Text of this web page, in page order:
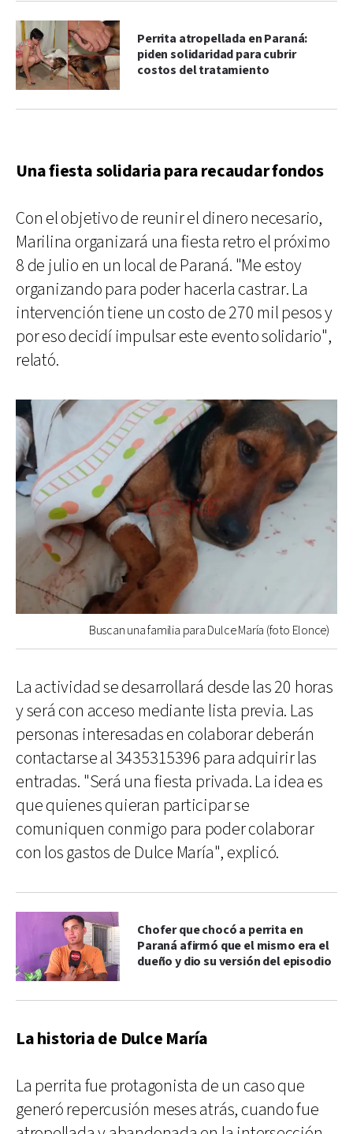
Perrita atropellada en Paraná:
piden solidaridad para cubrir
costos del tratamiento
Una fiesta solidaria para recaudar fondos
Con el objetivo de reunir el dinero necesario,
Marilina organizará una fiesta retro el próximo
8 de julio en un local de Paraná. "Me estoy
organizando para poder hacerla castrar. La
intervención tiene un costo de 270 mil pesos y
por eso decidí impulsar este evento solidario",
relató.
Buscan una familia para Dulce María (foto Elonce)
La actividad se desarrollará desde las 20 horas
y será con acceso mediante lista previa. Las
personas interesadas en colaborar deberán
contactarse al 3435315396 para adquirir las
entradas. "Será una fiesta privada. La idea es
que quienes quieran participar se
comuniquen conmigo para poder colaborar
con los gastos de Dulce María", explicó.
Chofer que chocó a perrita en
Paraná afirmó que el mismo era el
dueño y dio su versión del episodio
La historia de Dulce María
La perrita fue protagonista de un caso que
generó repercusión meses atrás, cuando fue